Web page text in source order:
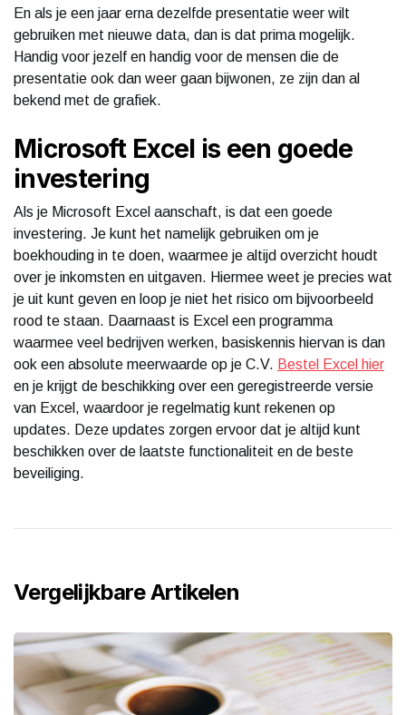
En als je een jaar erna dezelfde presentatie weer wilt
gebruiken met nieuwe data, dan is dat prima mogelijk.
Handig voor jezelf en handig voor de mensen die de
presentatie ook dan weer gaan bijwonen, ze zijn dan al
bekend met de grafiek.
Microsoft Excel is een goede
investering
Als je Microsoft Excel aanschaft, is dat een goede
investering. Je kunt het namelijk gebruiken om je
boekhouding in te doen, waarmee je altijd overzicht houdt
over je inkomsten en uitgaven. Hiermee weet je precies wat
je uit kunt geven en loop je niet het risico om bijvoorbeeld
rood te staan. Daarnaast is Excel een programma
waarmee veel bedrijven werken, basiskennis hiervan is dan
ook een absolute meerwaarde op je C.V. Bestel Excel hier
en je krijgt de beschikking over een geregistreerde versie
van Excel, waardoor je regelmatig kunt rekenen op
updates. Deze updates zorgen ervoor dat je altijd kunt
beschikken over de laatste functionaliteit en de beste
beveiliging.
Vergelijkbare Artikelen